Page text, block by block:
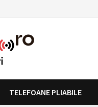
TELEFOANE PLIABILE